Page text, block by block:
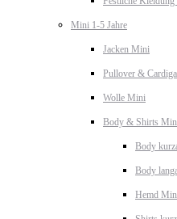
Mini 1-5 Jahre
Jacken Mini
Pullover &
Wolle Mini
Body & Shirts
Body
Body
Hemd